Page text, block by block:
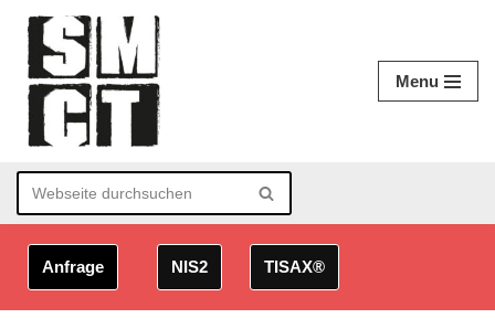
Zum
Inhalt
springen
Menu
Anfrage NIS2 TISAX®